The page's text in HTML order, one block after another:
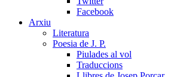
Facebook
Arxiu
Literatura
Poesia de J. P.
Piulades al vol
Traduccions